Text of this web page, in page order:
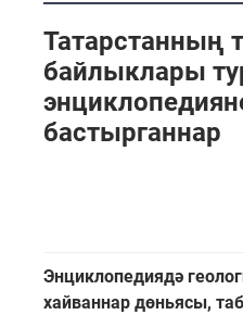
Татарстанның
байлыклары
бастырганнар
Энциклопедиядә
хайваннар дөньясы,